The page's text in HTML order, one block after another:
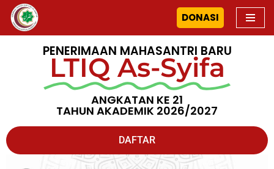
Skip
DONASI
PENERIMAAN MAHASANTRI BARU
LTIQ As-Syifa
ANGKATAN KE 21
TAHUN AKADEMIK 2026/2027
DAFTAR